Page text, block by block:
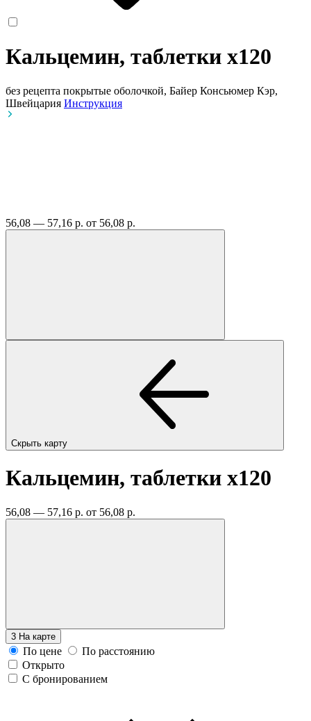
Кальцемин, таблетки x120
без рецепта покрытые оболочкой, Байер Консьюмер Кэр,
Швейцария Инструкция
56,08 — 57,16 р. от 56,08 р.
Скрыть карту
Кальцемин, таблетки x120
56,08 — 57,16 р. от 56,08 р.
3 На карте
По цене
По расстоянию
Открыто
С бронированием